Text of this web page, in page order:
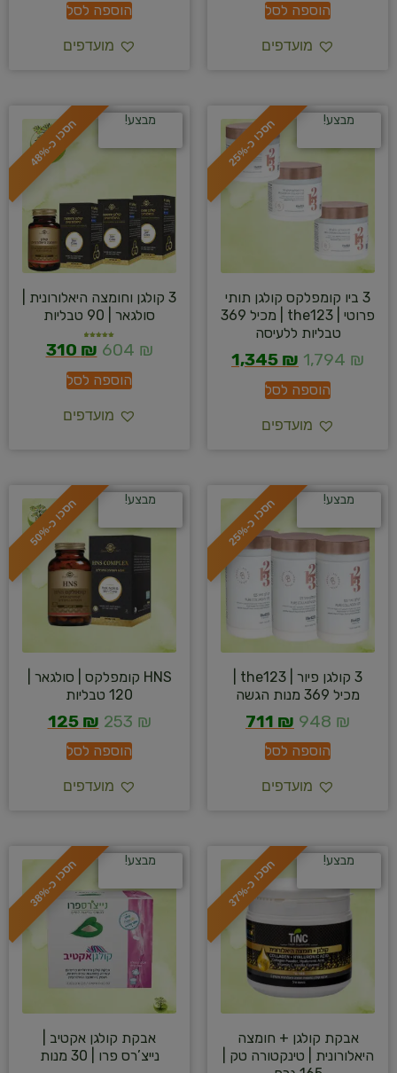
הוספה לסל
מועדפים
הוספה לסל
מועדפים
ח
ס
כ
ו
כ
-
2
5
% מבצע!
3 ביו קומפלקס קולגן תותי
פרוטי | the123 | מכיל 369
טבליות ללעיסה
1,794 ₪
1,345 ₪
הוספה לסל
מועדפים
ח
ס
כ
ו
כ
-
4
8
% מבצע!
3 קולגן וחומצה היאלורונית |
סולגאר | 90 טבליות
5.00
מתוך 5604 ₪
310 ₪
הוספה לסל
מועדפים
ח
ס
כ
ו
כ
-
2
5
% מבצע!
מכיל 369 מנות הגשה
948 ₪
711 ₪
הוספה לסל
מועדפים
ח
ס
כ
ו
כ
-
5
0
% מבצע!
HNS קומפלקס | סולגאר |
120 טבליות
253 ₪
125 ₪
הוספה לסל
מועדפים
ח
ס
כ
ו
כ
-
3
7
% מבצע!
אבקת קולגן + חומצה
היאלורונית | טינקטורה טק |
ח
ס
כ
ו
כ
-
3
8
% מבצע!
אבקת קולגן אקטיב |
נייצ’רס פרו | 30 מנות